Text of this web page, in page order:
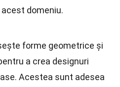
domeniu.
forme geometrice și
a crea designuri
Acestea sunt adesea